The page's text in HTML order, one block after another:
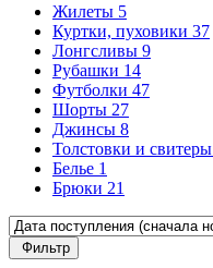
Жилеты 5
Куртки, пуховики 37
Лонгсливы 9
Рубашки 14
Футболки 47
Шорты 27
Джинсы 8
Толстовки и свитеры
Белье 1
Брюки 21
Фильтр